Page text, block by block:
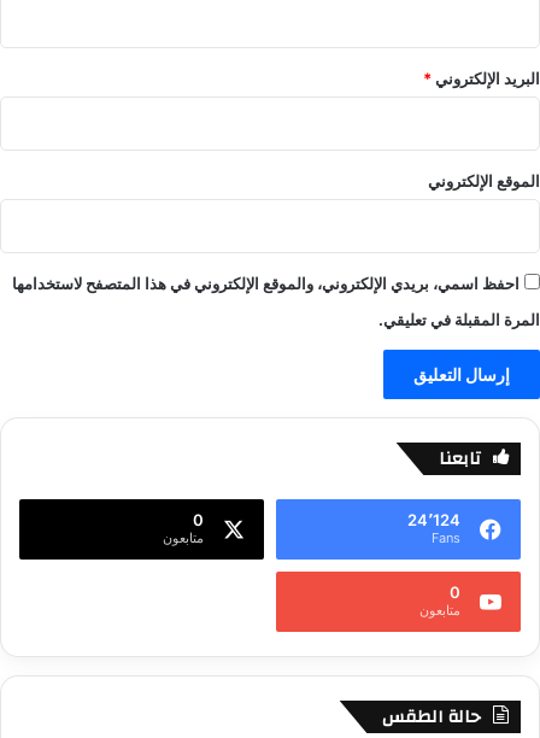
البريد الإلكتروني*
الموقع الإلكتروني
احفظ اسمي، بريدي الإلكتروني، والموقع الإلكتروني في هذا المتصفح لاستخدامها
المرة المقبلة في تعليقي.
تابعنا
24٬124
Fans
0
متابعون
0
متابعون
حالة الطقس